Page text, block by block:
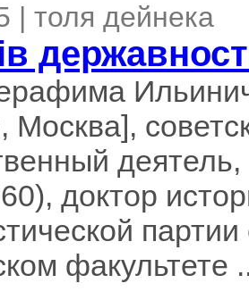
| толя дейнека
Москва],
доктор
факультете